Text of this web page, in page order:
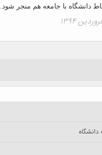
دانشگاه با جامعه هم منجر شود.
دانشگاه